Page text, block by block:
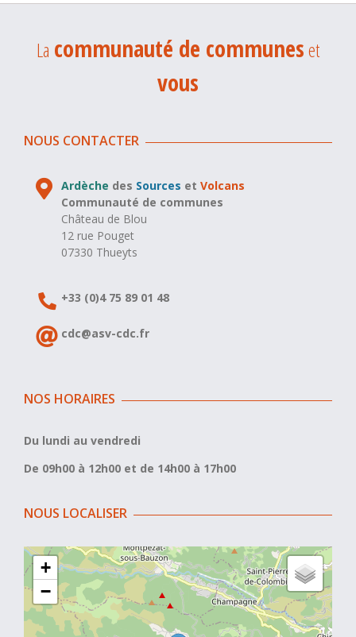
La communauté de communeset
vous
NOUS CONTACTER
Ardèche des Sources etVolcans
Communauté de communes
Château de Blou
12 rue Pouget
07330 Thueyts
+33 (0)4 75 89 01 48
cdc@asv-cdc.fr
NOS HORAIRES
Du lundi au vendredi
De 09h00 à 12h00 et de 14h00 à 17h00
NOUS LOCALISER
+
−